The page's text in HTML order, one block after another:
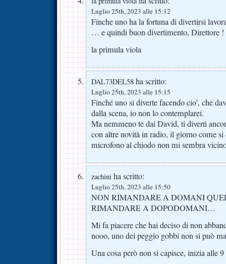
Luglio 25th, 2023 alle 15:12
Finche uno ha la fortuna di divertirsi
… e quindi buon divertimento, Direttore !
la primula viola
DAL73DEL58 ha scritto:
Luglio 25th, 2023 alle 15:15
Finché uno si diverte facendo cio’, che
dalla scena, io non lo contemplarei.
Ma nemmeno te dai David, ti diverti
con altre novità in radio, il giorno come si
microfono al chiodo non mi sembra
zachini ha scritto:
Luglio 25th, 2023 alle 15:50
NON RIMANDARE A DOMANI
RIMANDARE A DOPODOMANI…
Mi fa piacere che hai deciso di non
nooo, uno dei peggio gobbi non si può
Una cosa però non si capisce, inizia alle